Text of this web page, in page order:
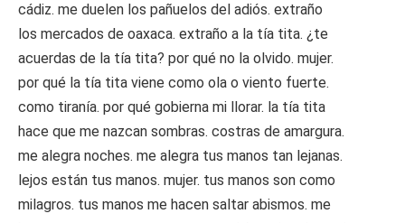
cádiz. me duelen los pañuelos del adiós. extraño
los mercados de oaxaca. extraño a la tía tita. ¿te
acuerdas de la tía tita? por qué no la olvido. mujer.
por qué la tía tita viene como ola o viento fuerte.
como tiranía. por qué gobierna mi llorar. la tía tita
hace que me nazcan sombras. costras de amargura.
me alegra noches. me alegra tus manos tan lejanas.
lejos están tus manos. mujer. tus manos son como
milagros. tus manos me hacen saltar abismos. me